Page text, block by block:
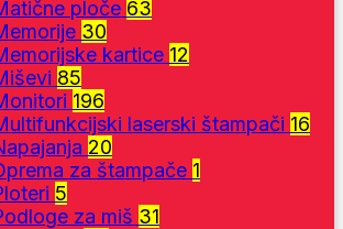
ploče 63
30
kartice 12
85
196
laserski štampači 16
20
za štampače 1
5
za miš 31